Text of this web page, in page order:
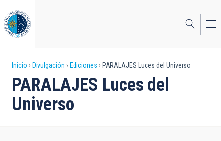
al
contenido
principal
Sobrescribir
enlaces
de
Inicio Divulgación Ediciones PARALAJES Luces del Universo
PARALAJES Luces del
Universo